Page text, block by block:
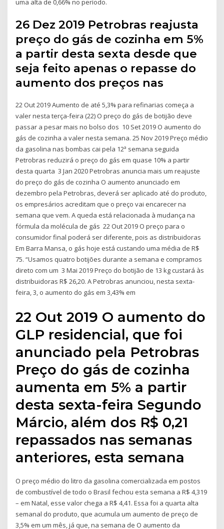
uma alta de 0,66% no período.
26 Dez 2019 Petrobras reajusta
preço do gás de cozinha em 5%
a partir desta sexta desde que
seja feito apenas o repasse do
aumento dos preços nas
22 Out 2019 Aumento de até 5,3% para refinarias começa a
valer nesta terça-feira (22) O preço do gás de botijão deve
passar a pesar mais no bolso dos 10 Set 2019 O aumento do
gás de cozinha a valer nesta semana. 25 Nov 2019 Preço médio
da gasolina nas bombas cai pela 12ª semana seguida
Petrobras reduzirá o preço do gás em quase 10% a partir
desta quarta 3 Jan 2020 Petrobras anuncia mais um reajuste
do preço do gás de cozinha O aumento anunciado em
dezembro pela Petrobras, deverá ser aplicado até do produto,
os empresários acreditam que o preço vai encarecer na
semana que vem. A queda está relacionada à mudança na
fórmula da molécula de gás 22 Out 2019 O preço para o
consumidor final poderá ser diferente, pois as distribuidoras
Em Barra Mansa, o gás hoje está custando uma média de R$
75. “Usamos quatro botijões durante a semana e compramos
direto com um 3 Mai 2019 Preço do botijão de 13 kg custará às
distribuidoras R$ 26,20. A Petrobras anunciou, nesta sexta-
feira, 3, o aumento do gás em 3,43% em
22 Out 2019 O aumento do
GLP residencial, que foi
anunciado pela Petrobras
Preço do gás de cozinha
aumenta em 5% a partir
desta sexta-feira Segundo
Márcio, além dos R$ 0,21
repassados nas semanas
anteriores, esta semana
O preço médio do litro da gasolina comercializada em postos
de combustível de todo o Brasil fechou esta semana a R$ 4,319
– em Natal, esse valor chega a R$ 4,41. Essa foi a quarta alta
semanal do produto, que acumula um aumento de preço de
3,5% em um mês, já que, na semana de O aumento da